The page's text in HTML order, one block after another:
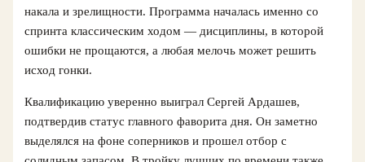
накала и зрелищности. Программа началась именно со
спринта классическим ходом — дисциплины, в которой
ошибки не прощаются, а любая мелочь может решить
исход гонки.
Квалификацию уверенно выиграл Сергей Ардашев,
подтвердив статус главного фаворита дня. Он заметно
выделялся на фоне соперников и прошел отбор с